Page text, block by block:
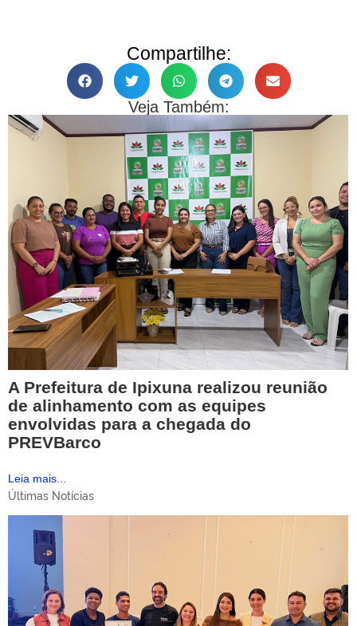
Compartilhe:
Veja Também:
A Prefeitura de Ipixuna realizou reunião
de alinhamento com as equipes
envolvidas para a chegada do
PREVBarco
Leia mais...
Últimas Notícias